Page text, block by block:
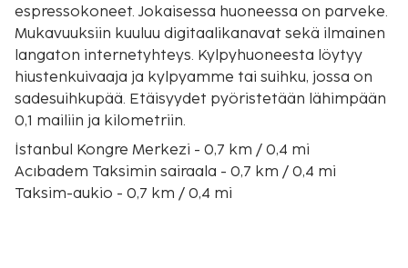
espressokoneet. Jokaisessa huoneessa on parveke.
Mukavuuksiin kuuluu digitaalikanavat sekä ilmainen
langaton internetyhteys. Kylpyhuoneesta löytyy
hiustenkuivaaja ja kylpyamme tai suihku, jossa on
sadesuihkupää. Etäisyydet pyöristetään lähimpään
0,1 mailiin ja kilometriin.
İstanbul Kongre Merkezi - 0,7 km / 0,4 mi
Acıbadem Taksimin sairaala - 0,7 km / 0,4 mi
Taksim-aukio - 0,7 km / 0,4 mi